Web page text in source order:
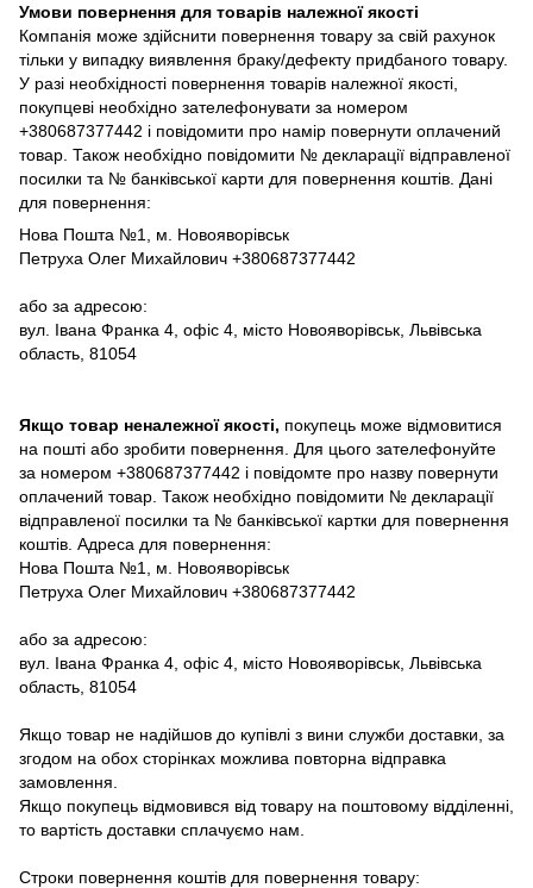
Умови повернення для товарів належної якості
Компанія може здійснити повернення товару за свій рахунок
тільки у випадку виявлення браку/дефекту придбаного товару.
У разі необхідності повернення товарів належної якості,
покупцеві необхідно зателефонувати за номером
+380687377442 і повідомити про намір повернути оплачений
товар. Також необхідно повідомити № декларації відправленої
посилки та № банківської карти для повернення коштів. Дані
для повернення:
Нова Пошта №1, м. Новояворівськ
Петруха Олег Михайлович +380687377442
або за адресою:
вул. Івана Франка 4, офіс 4, місто Новояворівськ, Львівська
область, 81054
Якщо товар неналежної якості, покупець може відмовитися
на пошті або зробити повернення. Для цього зателефонуйте
за номером +380687377442 і повідомте про назву повернути
оплачений товар. Також необхідно повідомити № декларації
відправленої посилки та № банківської картки для повернення
коштів. Адреса для повернення:
Нова Пошта №1, м. Новояворівськ
Петруха Олег Михайлович +380687377442
або за адресою:
вул. Івана Франка 4, офіс 4, місто Новояворівськ, Львівська
область, 81054
Якщо товар не надійшов до купівлі з вини служби доставки, за
згодом на обох сторінках можлива повторна відправка
замовлення.
Якщо покупець відмовився від товару на поштовому відділенні,
то вартість доставки сплачуємо нам.
Строки повернення коштів для повернення товару: